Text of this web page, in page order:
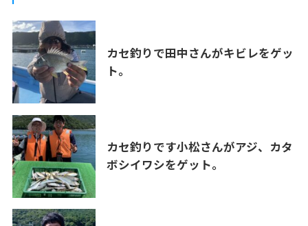
カセ釣りで田中さんがキビレをゲッ
ト。
カセ釣りです小松さんがアジ、カタ
ボシイワシをゲット。